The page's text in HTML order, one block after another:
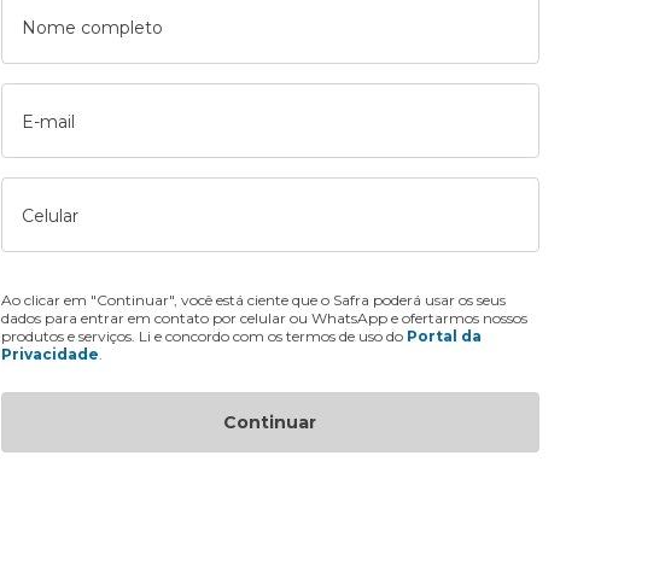
Nome completo
E-mail
Celular
Ao clicar em "Continuar", você está ciente que o Safra poderá usar os seus
dados para entrar em contato por celular ou WhatsApp e ofertarmos nossos
produtos e serviços. Li e concordo com os termos de uso do Portal da
Privacidade
Continuar